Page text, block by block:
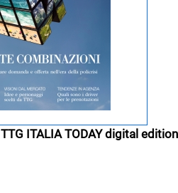
TTG ITALIA TODAY digital edition